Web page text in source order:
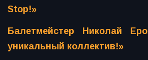
Stop!»
Балетмейстер Николай
уникальный коллектив!»